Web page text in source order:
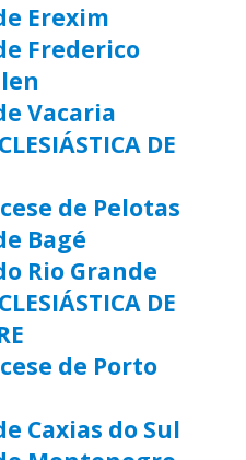
Erexim
Frederico
Vacaria
DE
de Pelotas
Bagé
Rio Grande
DE
de Porto
Caxias do Sul